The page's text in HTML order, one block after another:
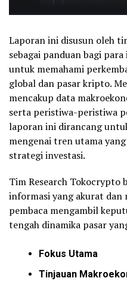
Laporan ini disusun oleh
sebagai panduan bagi
untuk memahami
global dan pasar kripto.
mencakup data
serta peristiwa-peristiwa
laporan ini dirancang
mengenai tren utama
strategi investasi.
Tim Research Tokocrypto
informasi yang akurat
pembaca mengambil
tengah dinamika pasar
Fokus Utama
Tinjauan